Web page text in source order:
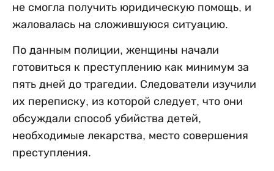
не смогла получить юридическую помощь, и
жаловалась на сложившуюся ситуацию.
По данным полиции, женщины начали
готовиться к преступлению как минимум за
пять дней до трагедии. Следователи изучили
их переписку, из которой следует, что они
обсуждали способ убийства детей,
необходимые лекарства, место совершения
преступления.